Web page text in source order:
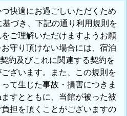
快適にお過ごしいただくため
づき、下記の通り利用規則を
ご理解いただけますようお願
守り頂けない場合には、宿泊
約及びこれに関連する契約を
ざいます。また、この規則を
て生じた事故・損害につきま
すとともに、当館が被った被
担を頂くことがございますの